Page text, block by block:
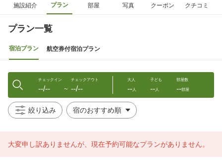
施設紹介 プラン 部屋 写真 クーポン クチコミ
プラン一覧
宿泊プラン 航空券付宿泊プラン
チェックイン
--/-- 〜
チェックアウト
--/--
大人
--人
子ども
--人
部屋数
--部屋
絞り込み
大変申し訳ありませんが、現在予約可能なプランがありません。